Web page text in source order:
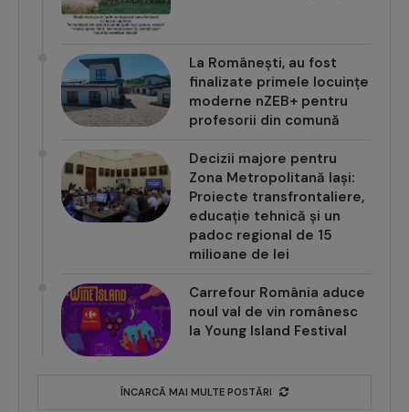
La Românești, au fost
finalizate primele locuințe
moderne nZEB+ pentru
profesorii din comună
Decizii majore pentru
Zona Metropolitană Iași:
Proiecte transfrontaliere,
educație tehnică și un
padoc regional de 15
milioane de lei
Carrefour România aduce
noul val de vin românesc
la Young Island Festival
ÎNCARCĂ MAI MULTE POSTĂRI